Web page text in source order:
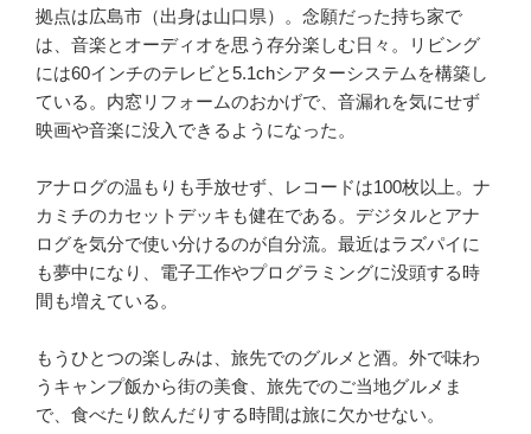
拠点は広島市（出身は山口県）。念願だった持ち家で
は、音楽とオーディオを思う存分楽しむ日々。リビング
には60インチのテレビと5.1chシアターシステムを構築し
ている。内窓リフォームのおかげで、音漏れを気にせず
映画や音楽に没入できるようになった。
アナログの温もりも手放せず、レコードは100枚以上。ナ
カミチのカセットデッキも健在である。デジタルとアナ
ログを気分で使い分けるのが自分流。最近はラズパイに
も夢中になり、電子工作やプログラミングに没頭する時
間も増えている。
もうひとつの楽しみは、旅先でのグルメと酒。外で味わ
うキャンプ飯から街の美食、旅先でのご当地グルメま
で、食べたり飲んだりする時間は旅に欠かせない。